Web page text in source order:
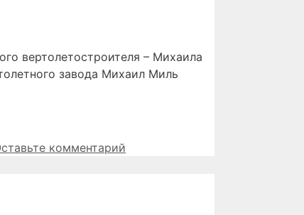
вертолетостроителя – Михаила
завода Михаил Миль
комментарий